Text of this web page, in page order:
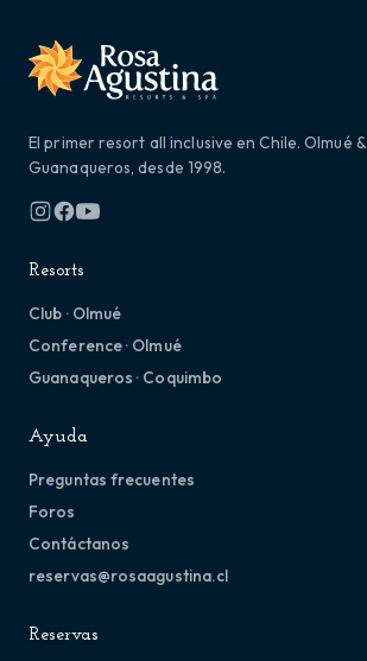
El primer resort all inclusive en Chile. Olmué &
Guanaqueros, desde 1998.
Resorts
Club · Olmué
Conference · Olmué
Guanaqueros · Coquimbo
Ayuda
Preguntas frecuentes
Foros
Contáctanos
reservas@rosaagustina.cl
Reservas